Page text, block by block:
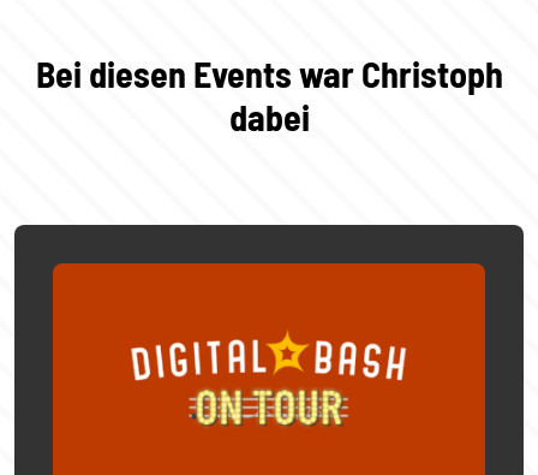
Bei diesen Events war Christoph
dabei